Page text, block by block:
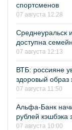
спортсменов
07 августа 12:28
Среднеуральск
доступна
07 августа 12:13
ВТБ: россияне
здоровый образ
07 августа 11:50
Альфа-Банк
рублей кэшбэка
07 августа 10:00